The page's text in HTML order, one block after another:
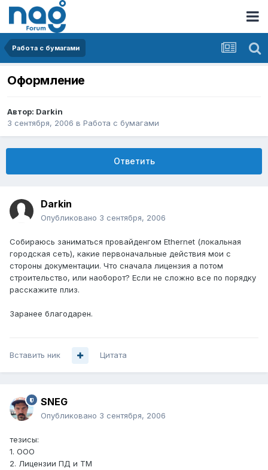
Работа с бумагами
Оформление
Автор: Darkin
3 сентября, 2006 в Работа с бумагами
Ответить
Darkin
Опубликовано 3 сентября, 2006
Собираюсь заниматься провайденгом Ethernet (локальная
городская сеть), какие первоначальные действия мои с
стороны документации. Что сначала лицензия а потом
строительство, или наоборот? Если не сложно все по порядку
расскажите плиз.
Заранее благодарен.
Вставить ник Цитата
SNEG
Опубликовано 3 сентября, 2006
тезисы:
1. ООО
2. Лицензии ПД и ТМ